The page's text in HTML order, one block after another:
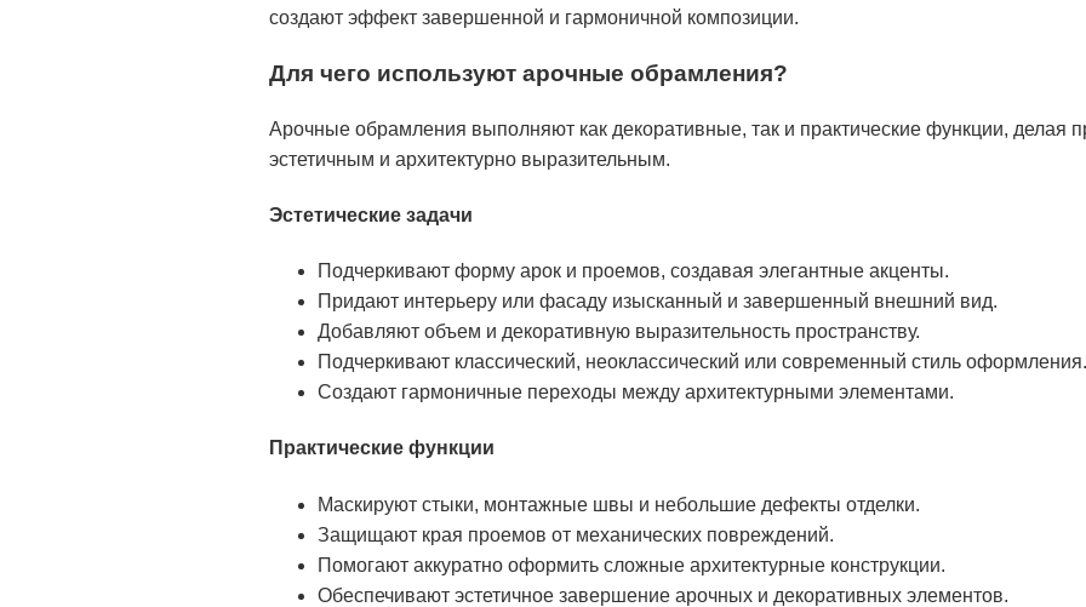
создают эффект завершенной и гармоничной композиции.
Для чего используют арочные обрамления?
Арочные обрамления выполняют как декоративные, так и практические функции, делая
эстетичным и архитектурно выразительным.
Эстетические задачи
Подчеркивают форму арок и проемов, создавая элегантные акценты.
Придают интерьеру или фасаду изысканный и завершенный внешний вид.
Добавляют объем и декоративную выразительность пространству.
Подчеркивают классический, неоклассический или современный стиль оформления.
Создают гармоничные переходы между архитектурными элементами.
Практические функции
Маскируют стыки, монтажные швы и небольшие дефекты отделки.
Защищают края проемов от механических повреждений.
Помогают аккуратно оформить сложные архитектурные конструкции.
Обеспечивают эстетичное завершение арочных и декоративных элементов.